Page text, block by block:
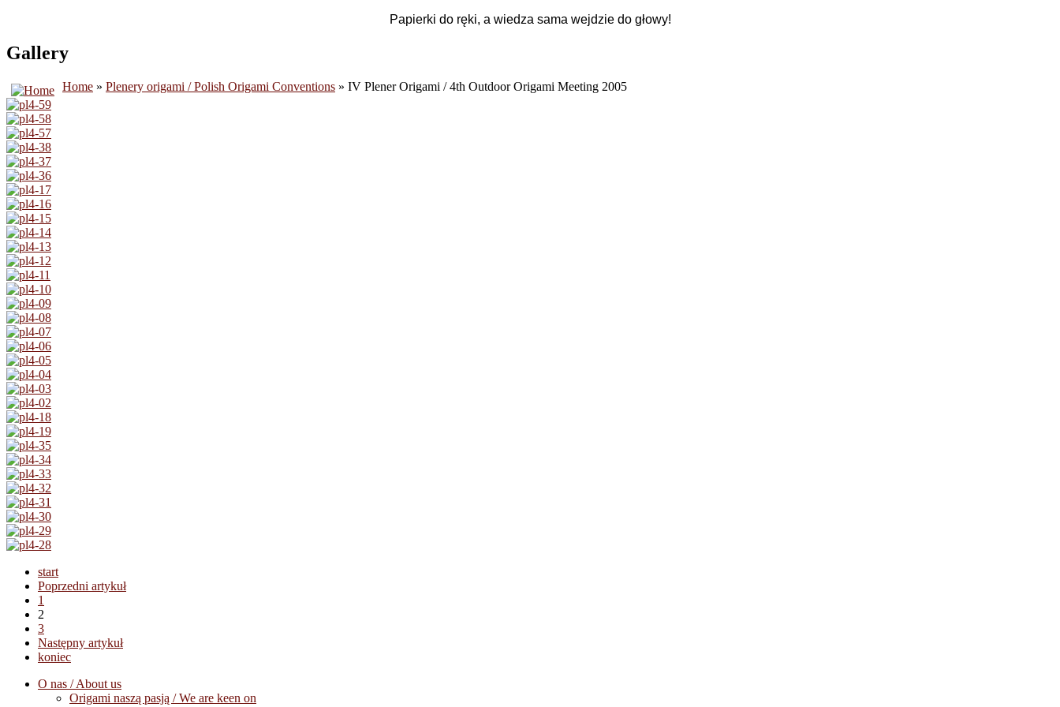
Papierki do ręki, a wiedza sama wejdzie do głowy!
Gallery
Home » Plenery origami / Polish Origami Conventions » IV Plener Origami / 4th Outdoor Origami Meeting 2005
start
Poprzedni artykuł
1
2
3
Następny artykuł
koniec
O nas / About us
Origami naszą pasją / We are keen on